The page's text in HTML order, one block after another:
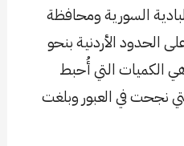
السورية ومحافظة
الحدود الأردنية بنحو
الكميات التي أُحبط
نجحت في العبور وبلغت